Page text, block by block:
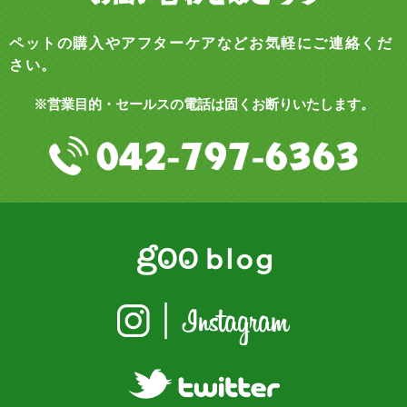
ペットの購入やアフターケアなどお気軽にご連絡くだ
さい。
※営業目的・セールスの電話は固くお断りいたします。